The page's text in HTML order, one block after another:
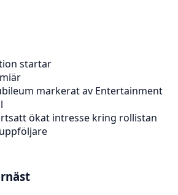
startar
markerat av Entertainment
ökat intresse kring rollistan